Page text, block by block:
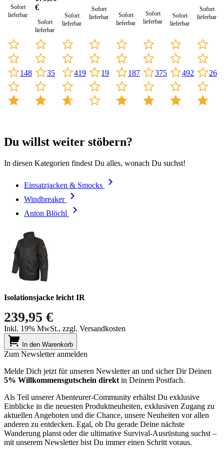
Sofort
lieferbar
148
€
Sofort
lieferbar
35
Sofort
lieferbar
419
Sofort
lieferbar
19
Sofort
lieferbar
187
Sofort
lieferbar
375
Sofort
lieferbar
492
Sofort
lieferbar
26
Du willst weiter stöbern?
In diesen Kategorien findest Du alles, wonach Du suchst!
Einsatzjacken & Smocks
Windbreaker
Anton Blöchl
Isolationsjacke leicht IR
239,95 €
Inkl. 19% MwSt., zzgl. Versandkosten
In den Warenkorb
Zum Newsletter anmelden
Melde Dich jetzt für unseren Newsletter an und sicher Dir Deinen
5% Willkommensgutschein direkt in Deinem Postfach.
Als Teil unserer Abenteurer-Community erhältst Du exklusive
Einblicke in die neuesten Produktneuheiten, exklusiven Zugang zu
aktuellen Angeboten und die Chance, unsere Neuheiten vor allen
anderen zu entdecken. Egal, ob Du gerade Deine nächste
Wanderung planst oder die ultimative Survival-Ausrüstung suchst –
mit unserem Newsletter bist Du immer einen Schritt voraus.